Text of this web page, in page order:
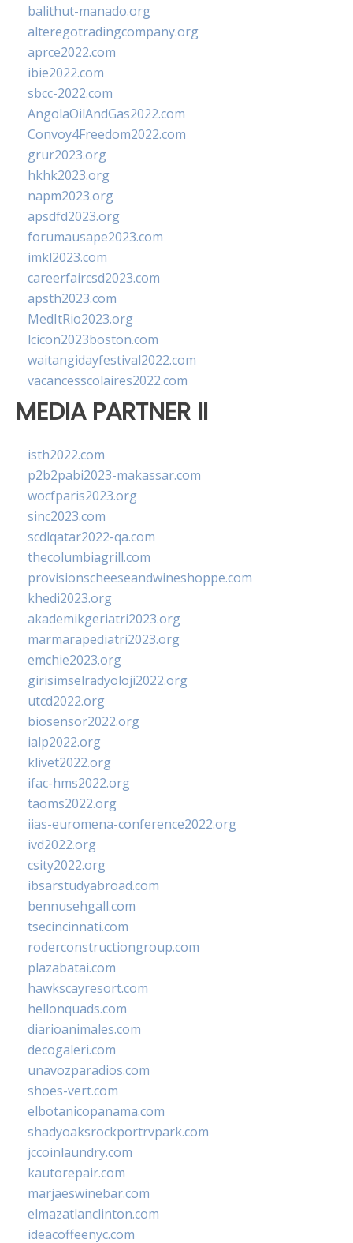
balithut-manado.org
alteregotradingcompany.org
aprce2022.com
ibie2022.com
sbcc-2022.com
AngolaOilAndGas2022.com
Convoy4Freedom2022.com
grur2023.org
hkhk2023.org
napm2023.org
apsdfd2023.org
forumausape2023.com
imkl2023.com
careerfaircsd2023.com
apsth2023.com
MedItRio2023.org
lcicon2023boston.com
waitangidayfestival2022.com
vacancesscolaires2022.com
MEDIA PARTNER II
isth2022.com
p2b2pabi2023-makassar.com
wocfparis2023.org
sinc2023.com
scdlqatar2022-qa.com
thecolumbiagrill.com
provisionscheeseandwineshoppe.com
khedi2023.org
akademikgeriatri2023.org
marmarapediatri2023.org
emchie2023.org
girisimselradyoloji2022.org
utcd2022.org
biosensor2022.org
ialp2022.org
klivet2022.org
ifac-hms2022.org
taoms2022.org
iias-euromena-conference2022.org
ivd2022.org
csity2022.org
ibsarstudyabroad.com
bennusehgall.com
tsecincinnati.com
roderconstructiongroup.com
plazabatai.com
hawkscayresort.com
hellonquads.com
diarioanimales.com
decogaleri.com
unavozparadios.com
shoes-vert.com
elbotanicopanama.com
shadyoaksrockportrvpark.com
jccoinlaundry.com
kautorepair.com
marjaeswinebar.com
elmazatlanclinton.com
ideacoffeenyc.com